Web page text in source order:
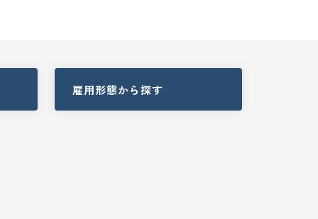
雇用形態から探す